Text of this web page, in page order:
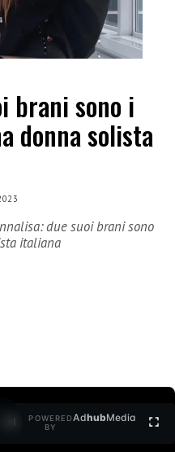
brani sono i
donna solista
due suoi brani sono
italiana
POWERED
BY
AdhubMedia